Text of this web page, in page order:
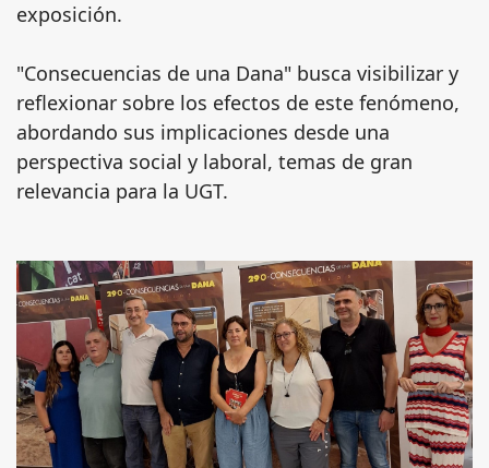
exposición.
"Consecuencias de una Dana" busca visibilizar y
reflexionar sobre los efectos de este fenómeno,
abordando sus implicaciones desde una
perspectiva social y laboral, temas de gran
relevancia para la UGT.